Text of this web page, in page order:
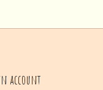
account